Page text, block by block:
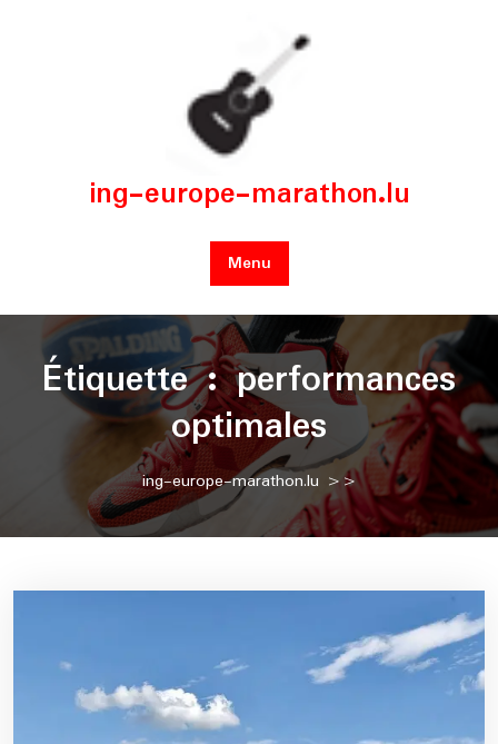
ing-europe-marathon.lu
Menu
Étiquette :performances
optimales
ing-europe-marathon.lu >>